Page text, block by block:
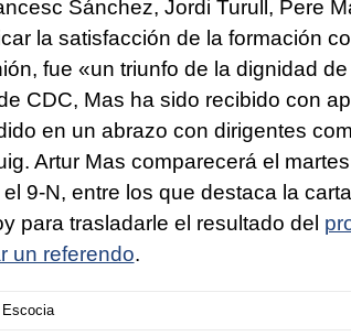
Sánchez, Jordi Turull, Pere
la satisfacción de la formación
fue «un triunfo de la dignidad
CDC, Mas ha sido recibido con
en un abrazo con dirigentes
Artur Mas comparecerá el
9-N, entre los que destaca la
para trasladarle el resultado del
un referendo.
Escocia